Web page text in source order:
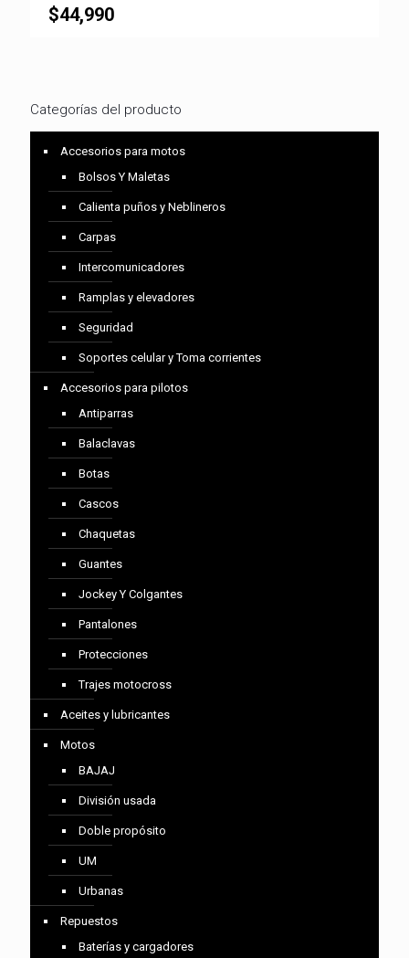
$44,990
Categorías del producto
Accesorios para motos
Bolsos Y Maletas
Calienta puños y Neblineros
Carpas
Intercomunicadores
Ramplas y elevadores
Seguridad
Soportes celular y Toma corrientes
Accesorios para pilotos
Antiparras
Balaclavas
Botas
Cascos
Chaquetas
Guantes
Jockey Y Colgantes
Pantalones
Protecciones
Trajes motocross
Aceites y lubricantes
Motos
BAJAJ
División usada
Doble propósito
UM
Urbanas
Repuestos
Baterías y cargadores